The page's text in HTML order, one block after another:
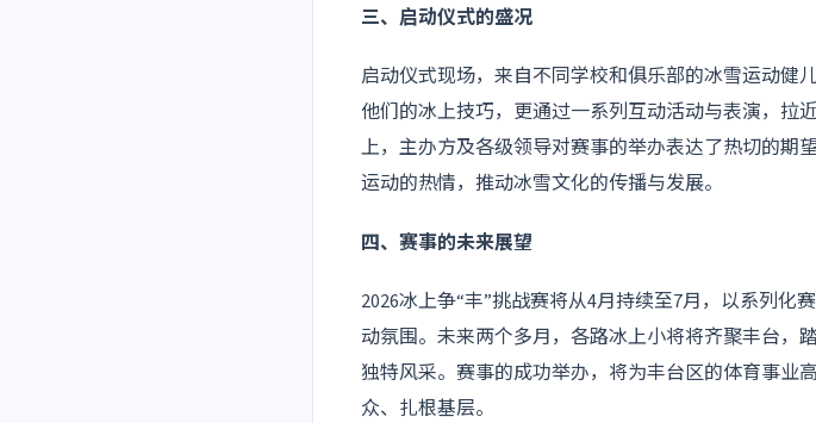
三、启动仪式的盛况
启动仪式现场，来自不同学校和俱乐部的冰雪运动健
他们的冰上技巧，更通过一系列互动活动与表演，拉
上，主办方及各级领导对赛事的举办表达了热切的期
运动的热情，推动冰雪文化的传播与发展。
四、赛事的未来展望
2026冰上争“丰”挑战赛将从4月持续至7月，以系列
动氛围。未来两个多月，各路冰上小将将齐聚丰台，
独特风采。赛事的成功举办，将为丰台区的体育事业
众、扎根基层。